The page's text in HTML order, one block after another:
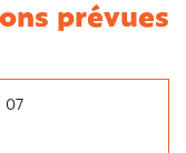
prévues
07